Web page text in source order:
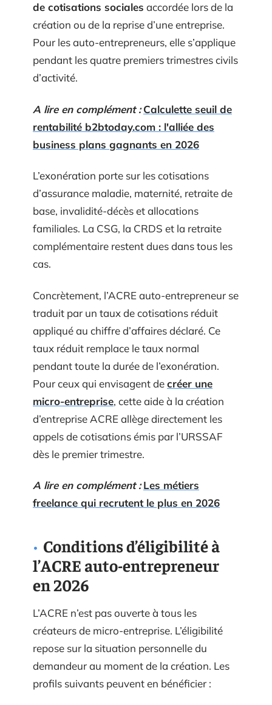
de cotisations sociales accordée lors de la
création ou de la reprise d’une entreprise.
Pour les auto-entrepreneurs, elle s’applique
pendant les quatre premiers trimestres civils
d’activité.
A lire en complément : Calculette seuil de
rentabilité b2btoday.com : l'alliée des
business plans gagnants en 2026
L’exonération porte sur les cotisations
d’assurance maladie, maternité, retraite de
base, invalidité-décès et allocations
familiales. La CSG, la CRDS et la retraite
complémentaire restent dues dans tous les
cas.
Concrètement, l’ACRE auto-entrepreneur se
traduit par un taux de cotisations réduit
appliqué au chiffre d’affaires déclaré. Ce
taux réduit remplace le taux normal
pendant toute la durée de l’exonération.
Pour ceux qui envisagent decréer une
micro-entreprise, cette aide à la création
d’entreprise ACRE allège directement les
appels de cotisations émis par l’URSSAF
dès le premier trimestre.
A lire en complément : Les métiers
freelance qui recrutent le plus en 2026
Conditions d’éligibilité à
l’ACRE auto-entrepreneur
en 2026
L’ACRE n’est pas ouverte à tous les
créateurs de micro-entreprise. L’éligibilité
repose sur la situation personnelle du
demandeur au moment de la création. Les
profils suivants peuvent en bénéficier :